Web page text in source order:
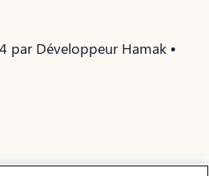
par Développeur Hamak •